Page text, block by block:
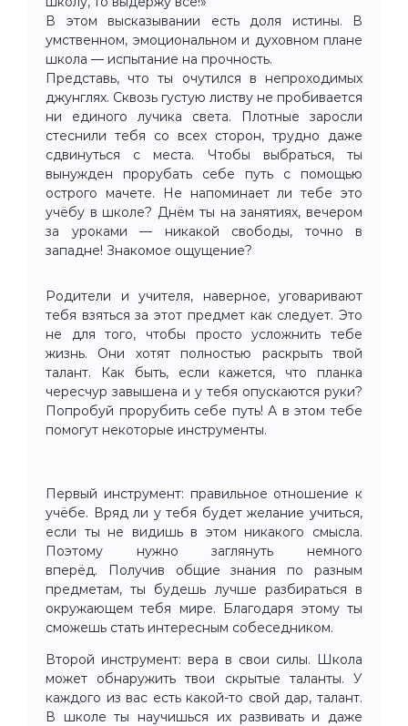
В этом высказывании есть доля истины. В
умственном, эмоциональном и духовном плане
школа — испытание на прочность.
Представь, что ты очутился в непроходимых
джунглях. Сквозь густую листву не пробивается
ни единого лучика света. Плотные заросли
стеснили тебя со всех сторон, трудно даже
сдвинуться с места. Чтобы выбраться, ты
вынужден прорубать себе путь с помощью
острого мачете. Не напоминает ли тебе это
учёбу в школе? Днём ты на занятиях, вечером
за уроками — никакой свободы, точно в
западне! Знакомое ощущение?
Родители и учителя, наверное, уговаривают
тебя взяться за этот предмет как следует. Это
не для того, чтобы просто усложнить тебе
жизнь. Они хотят полностью раскрыть твой
талант. Как быть, если кажется, что планка
чересчур завышена и у тебя опускаются руки?
Попробуй прорубить себе путь! А в этом тебе
помогут некоторые инструменты.
Первый инструмент: правильное отношение к
учёбе. Вряд ли у тебя будет желание учиться,
если ты не видишь в этом никакого смысла.
Поэтому нужно заглянуть немного
вперёд. Получив общие знания по разным
предметам, ты будешь лучше разбираться в
окружающем тебя мире. Благодаря этому ты
сможешь стать интересным собеседником.
Второй инструмент: вера в свои силы. Школа
может обнаружить твои скрытые таланты. У
каждого из вас есть какой-то свой дар, талант.
В школе ты научишься их развивать и даже